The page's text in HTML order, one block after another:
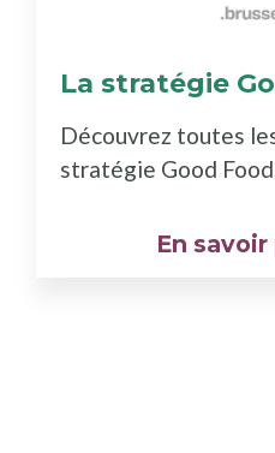
La stratégie
Découvrez toutes
stratégie Good
En savoir